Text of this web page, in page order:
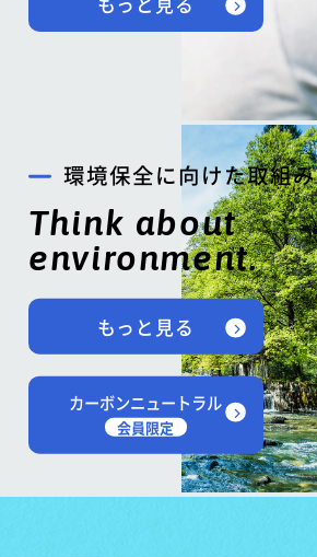
環境保全に向けた取組み
Think about
environment.
もっと見る
カーボンニュートラル
会員限定